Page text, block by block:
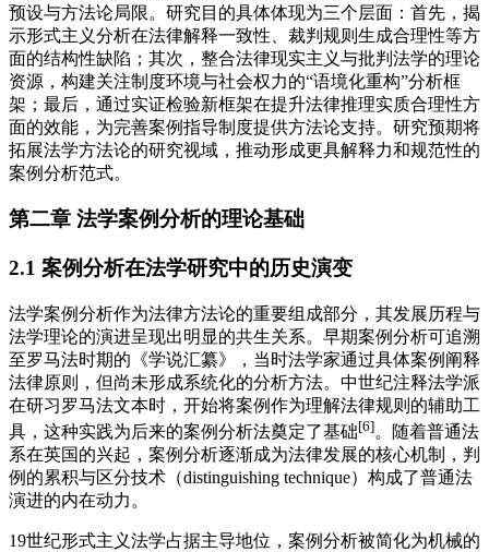
预设与方法论局限。研究目的具体体现为三个层面：首先，揭
示形式主义分析在法律解释一致性、裁判规则生成合理性等方
面的结构性缺陷；其次，整合法律现实主义与批判法学的理论
资源，构建关注制度环境与社会权力的“语境化重构”分析框
架；最后，通过实证检验新框架在提升法律推理实质合理性方
面的效能，为完善案例指导制度提供方法论支持。研究预期将
拓展法学方法论的研究视域，推动形成更具解释力和规范性的
案例分析范式。
第二章 法学案例分析的理论基础
2.1 案例分析在法学研究中的历史演变
法学案例分析作为法律方法论的重要组成部分，其发展历程与
法学理论的演进呈现出明显的共生关系。早期案例分析可追溯
至罗马法时期的《学说汇纂》，当时法学家通过具体案例阐释
法律原则，但尚未形成系统化的分析方法。中世纪注释法学派
在研习罗马法文本时，开始将案例作为理解法律规则的辅助工
具，这种实践为后来的案例分析法奠定了基础[6]。随着普通法
系在英国的兴起，案例分析逐渐成为法律发展的核心机制，判
例的累积与区分技术（distinguishing technique）构成了普通法
演进的内在动力。
19世纪形式主义法学占据主导地位，案例分析被简化为机械的